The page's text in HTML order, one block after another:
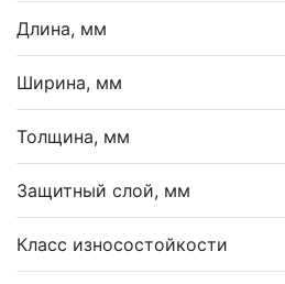
Длина, мм
Ширина, мм
Толщина, мм
Защитный слой, мм
Класс износостойкости